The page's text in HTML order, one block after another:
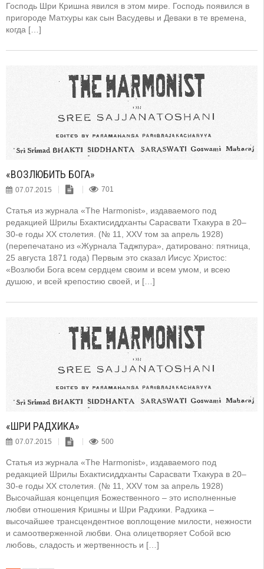
Господь Шри Кришна явился в этом мире. Господь появился в
пригороде Матхуры как сын Васудевы и Деваки в те времена,
когда […]
«ВОЗЛЮБИТЬ БОГА»
07.07.2015 701
Статья из журнала «The Harmonist», издаваемого под
редакцией Шрилы Бхактисиддханты Сарасвати Тхакура в 20–
30-е годы XX столетия. (№ 11, XXV том за апрель 1928)
(перепечатано из «Журнала Таджпура», датировано: пятница,
25 августа 1871 года) Первым это сказал Иисус Христос:
«Возлюби Бога всем сердцем своим и всем умом, и всею
душою, и всей крепостию своей, и […]
«ШРИ РАДХИКА»
07.07.2015 500
Статья из журнала «The Harmonist», издаваемого под
редакцией Шрилы Бхактисиддханты Сарасвати Тхакура в 20–
30-е годы XX столетия. (№ 11, XXV том за апрель 1928)
Высочайшая концепция Божественного – это исполненные
любви отношения Кришны и Шри Радхики. Радхика –
высочайшее трансцендентное воплощение милости, нежности
и самоотверженной любви. Она олицетворяет Собой всю
любовь, сладость и жертвенность и […]